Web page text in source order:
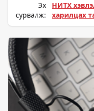
Эх
сурвалж:
НИТХ
харилцах